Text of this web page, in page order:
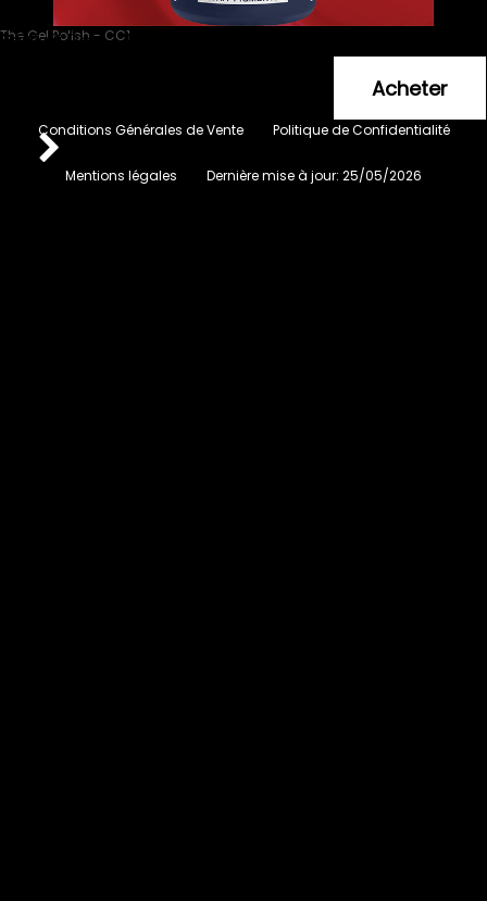
The Gel Polish - CC1
Ferrari Red - Rouge Ferrari
6.99 €
Conditions Générales de Vente Politique de Confidentialité
Mentions légales Dernière mise à jour: 25/05/2026